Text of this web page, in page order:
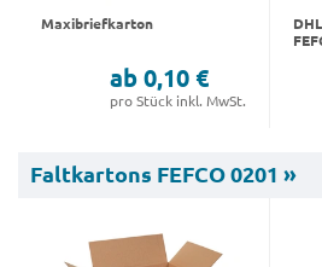
Maxibriefkarton
ab 0,10 €
pro Stück inkl. MwSt.
Faltkartons FEFCO 0201 »